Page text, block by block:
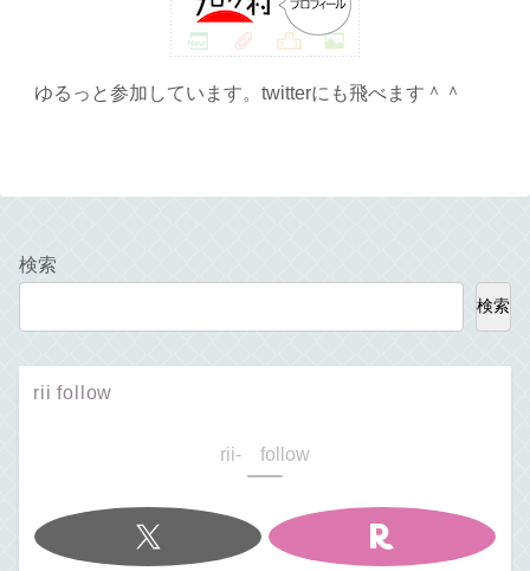
ゆるっと参加しています。twitterにも飛べます＾＾
検索
検索
rii follow
rii- follow